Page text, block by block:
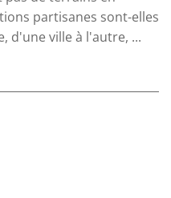
partisanes sont-elles
d'une ville à l'autre, ...